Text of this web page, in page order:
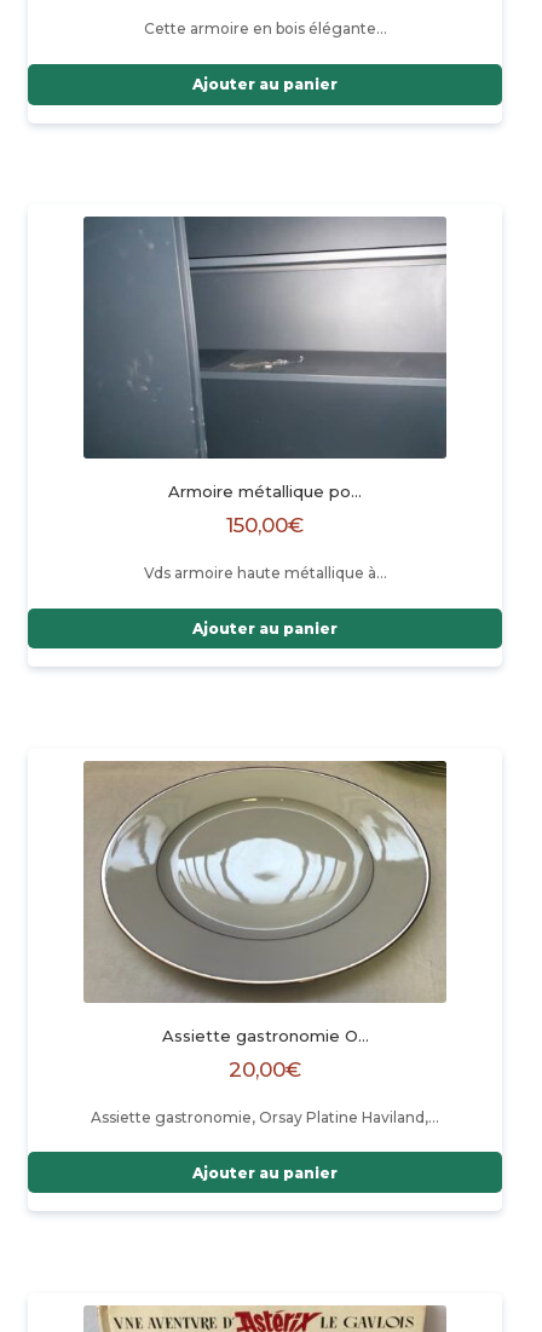
Cette armoire en bois élégante…
Ajouter au panier
Armoire métallique po…
150,00€
Vds armoire haute métallique à…
Ajouter au panier
Assiette gastronomie O…
20,00€
Assiette gastronomie, Orsay Platine Haviland,…
Ajouter au panier